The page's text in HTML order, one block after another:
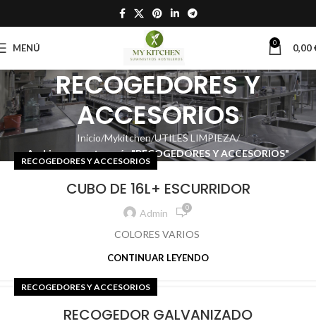
MENÚ 0 0,00
RECOGEDORES Y
ACCESORIOS
Inicio Mykitchen UTILES LIMPIEZA
Archivo por categoría "RECOGEDORES Y ACCESORIOS"
RECOGEDORES Y ACCESORIOS
CUBO DE 16L+ ESCURRIDOR
Admin 0
COLORES VARIOS
CONTINUAR LEYENDO
RECOGEDORES Y ACCESORIOS
RECOGEDOR GALVANIZADO